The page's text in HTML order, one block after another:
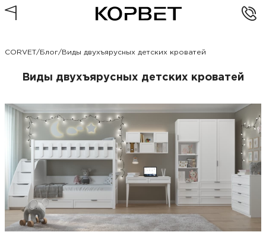
CORVET/Блог/Виды двухъярусных детских кроватей
Виды двухъярусных детских кроватей